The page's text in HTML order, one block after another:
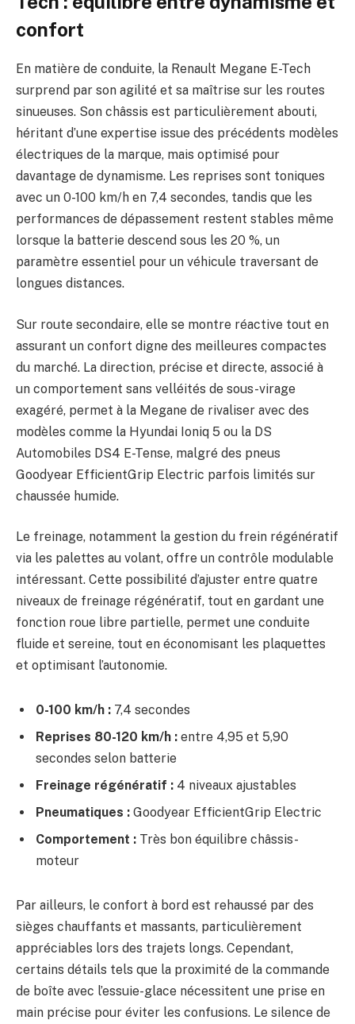
confort
En matière de conduite, la Renault Megane E-Tech
surprend par son agilité et sa maîtrise sur les routes
sinueuses. Son châssis est particulièrement abouti,
héritant d’une expertise issue des précédents modèles
électriques de la marque, mais optimisé pour
davantage de dynamisme. Les reprises sont toniques
avec un 0-100 km/h en 7,4 secondes, tandis que les
performances de dépassement restent stables même
lorsque la batterie descend sous les 20 %, un
paramètre essentiel pour un véhicule traversant de
longues distances.
Sur route secondaire, elle se montre réactive tout en
assurant un confort digne des meilleures compactes
du marché. La direction, précise et directe, associé à
un comportement sans velléités de sous-virage
exagéré, permet à la Megane de rivaliser avec des
modèles comme la Hyundai Ioniq 5 ou la DS
Automobiles DS4 E-Tense, malgré des pneus
Goodyear EfficientGrip Electric parfois limités sur
chaussée humide.
Le freinage, notamment la gestion du frein régénératif
via les palettes au volant, offre un contrôle modulable
intéressant. Cette possibilité d’ajuster entre quatre
niveaux de freinage régénératif, tout en gardant une
fonction roue libre partielle, permet une conduite
fluide et sereine, tout en économisant les plaquettes
et optimisant l’autonomie.
0-100 km/h : 7,4 secondes
Reprises 80-120 km/h : entre 4,95 et 5,90
secondes selon batterie
Freinage régénératif : 4 niveaux ajustables
Pneumatiques : Goodyear EfficientGrip Electric
Comportement : Très bon équilibre châssis-
moteur
Par ailleurs, le confort à bord est rehaussé par des
sièges chauffants et massants, particulièrement
appréciables lors des trajets longs. Cependant,
certains détails tels que la proximité de la commande
de boîte avec l’essuie-glace nécessitent une prise en
main précise pour éviter les confusions. Le silence de